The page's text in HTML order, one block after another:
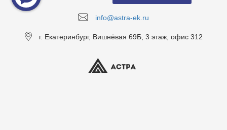
info@astra-ek.ru
г. Екатеринбург, Вишнёвая 69Б, 3 этаж, офис 312